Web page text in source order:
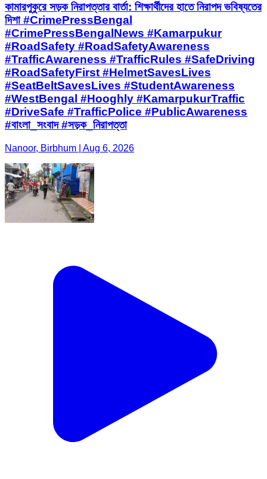
কামারপুকুরে সড়ক নিরাপত্তার বার্তা: শিক্ষার্থীদের হাতে নিরাপদ ভবিষ্যতের
দিশা #CrimePressBengal
#CrimePressBengalNews #Kamarpukur
#RoadSafety #RoadSafetyAwareness
#TrafficAwareness #TrafficRules #SafeDriving
#RoadSafetyFirst #HelmetSavesLives
#SeatBeltSavesLives #StudentAwareness
#WestBengal #Hooghly #KamarpukurTraffic
#DriveSafe #TrafficPolice #PublicAwareness
#বাংলা_সংবাদ #সড়ক_নিরাপত্তা
Nanoor, Birbhum | Aug 6, 2026